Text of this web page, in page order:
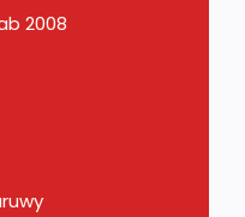
2008